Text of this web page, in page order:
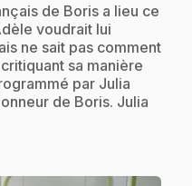
de Boris a lieu ce
voudrait lui
ne sait pas comment
sa manière
par Julia
de Boris. Julia